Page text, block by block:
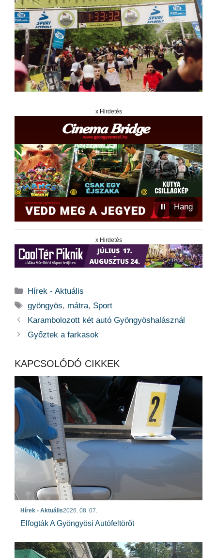
x Hirdetés
⏸ Hang
x Hirdetés
Kategória
Hírek - Aktuális
Címkék
gyöngyös, mátra, Sport
Karambolozott két autó Gyöngyöshalásznál
Győztek a farkasok
KAPCSOLÓDÓ CIKKEK
Hírek - Aktuális2026. 08. 07.
Elfogták A Gyöngyösi Autófeltörőt